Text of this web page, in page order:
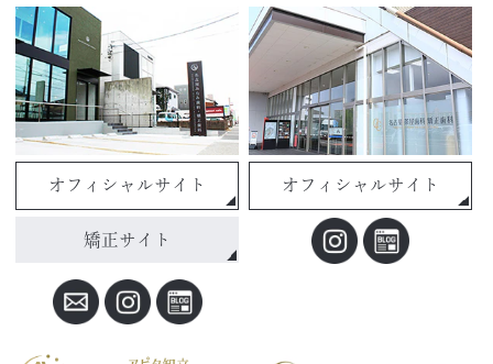
オフィシャルサイト
矯正サイト
オフィシャルサイト